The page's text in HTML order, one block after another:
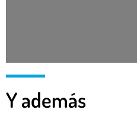
Y además